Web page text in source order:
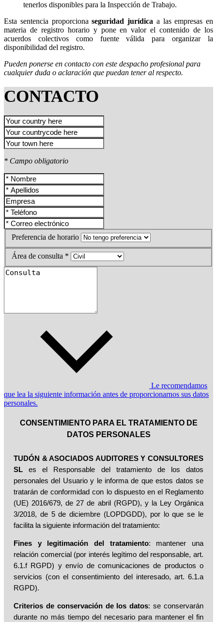
tenerlos disponibles para la Inspección de Trabajo.
Esta sentencia proporcionaseguridad jurídica a las empresas en
materia de registro horario y pone en valor el contenido de los
acuerdos colectivos como fuente válida para organizar la
disponibilidad del registro.
Pueden ponerse en contacto con este despacho profesional para
cualquier duda o aclaración que puedan tener al respecto.
CONTACTO
* Campo obligatorio
Preferencia de horario
Área de consulta *
Le recomendamos
que lea la siguiente información antes de proporcionarnos sus datos
personales.
CONSENTIMIENTO PARA EL TRATAMIENTO DE
DATOS PERSONALES
TUDÓN & ASOCIADOS AUDITORES Y CONSULTORES
SL es el Responsable del tratamiento de los datos
personales del Usuario y le informa de que estos datos se
tratarán de conformidad con lo dispuesto en el Reglamento
(UE) 2016/679, de 27 de abril (RGPD), y la Ley Orgánica
3/2018, de 5 de diciembre (LOPDGDD), por lo que se le
facilita la siguiente información del tratamiento:
Fines y legitimación del tratamiento: mantener una
relación comercial (por interés legítimo del responsable, art.
6.1.f RGPD) y envío de comunicaciones de productos o
servicios (con el consentimiento del interesado, art. 6.1.a
RGPD).
Criterios de conservación de los datos: se conservarán
durante no más tiempo del necesario para mantener el fin